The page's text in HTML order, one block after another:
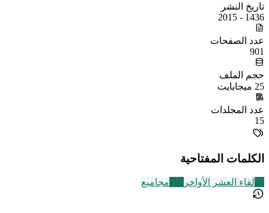
تاريخ النشر
1436 - 2015
عدد الصفحات
901
حجم الملف
25 ميجابايت
عدد المجلدات
15
الكلمات المفتاحية
لقاء العشر الأواخر مجاميع